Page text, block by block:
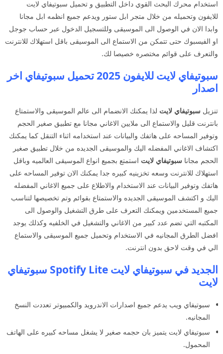
استخدام محرك البحث القوي داخل التطبيق و تحميل سبوتيفاي لايت
للايفون وتحميله من خلال متجر ابل ستور ويدعم جميع انظمه ابل مجانا
وابدا الان في الوصول الى الموسيقى وللتسجيل الدخول عبر حساب جوجل
او الفيسبوك حتى تتمكن من الاستماع الى الموسيقى باقل استهلاك للانترنت
والتعرف على قوائم مختصره خصيصا لك.
سبوتيفاي لايت للايفون 2025 تحميل سبوتيفاي اخر
اصدار
تنزيل سبوتيفاي لايت لذا يمكنك الانضمام الى عالم الموسيقى والاستمتاع
بانترنت قليل والاستماع الى ملايين الاغاني مجانا مع تطبيق صغير الحجم
وتوفير المساحه على هاتفك والبيانات عند استخدامه اثناء التنقل كما يمكنك
اكتشاف الاغاني المفضله اليك والموسيقى الجديده من خلال تطبيق صغير
الحجم مجانا سبوتيفاي لايت استمتع بجميع انواع الموسيقى العالميه وباقل
استهلاك للانترنت وسعه تخزينيه كبيره جدا يمكنك الان توفير المساحه على
هاتفك وتوفير البيانات عند الاستخدام والاطلاع على جميع الاغاني المفضله
اليك و اكتشف الموسيقى الجديده والاستمتاع بقوائم وتم تخصيصها لتناسب
جميع المستخدمين ويمكنك التعرف على طرق التشغيل والوصول الى
المكتبه التي تضم عدد كبير من الاغاني والتشغيل في الخلفيه وكذلك يوجد
افضل الطرق المجانيه في الاستخدام وتحميل جميع الموسيقى والاستماع
الي في وقت لاحق بدون انترنت.
الجديد في سبوتيفاي لايت Spotify Lite سبوتيفاي
لايت
سبوتيفاي ويب يدعم جميع اصدارات الاندرويد والكمبيوتر تعددت النسخ
المجانيه.
سبوتيفاي لايت يتميز بان حجمه صغير لا يشغل مساحه كبيره على الهاتف
المحمول.